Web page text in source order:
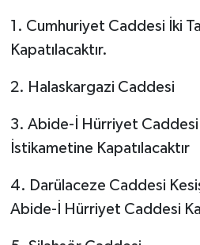
1. Cumhuriyet Caddesi İki
Kapatılacaktır.
2. Halaskargazi Caddesi
3. Abide-İ Hürriyet Caddesi
İstikametine Kapatılacaktır
4. Darülaceze Caddesi
Abide-İ Hürriyet Caddesi